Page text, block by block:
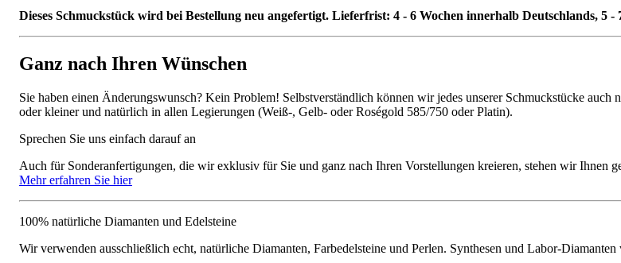
Dieses Schmuckstück wird bei Bestellung neu angefertigt. Lieferfrist: 4 - 6 Wochen innerhalb Deutschlands, 5 -
Ganz nach Ihren Wünschen
Sie haben einen Änderungswunsch? Kein Problem! Selbstverständlich können wir jedes unserer Schmuckstücke
oder kleiner und natürlich in allen Legierungen (Weiß-, Gelb- oder Roségold 585/750 oder Platin).
Sprechen Sie uns einfach darauf an
Auch für Sonderanfertigungen, die wir exklusiv für Sie und ganz nach Ihren Vorstellungen kreieren, stehen wir Ihnen
Mehr erfahren Sie hier
100% natürliche Diamanten und Edelsteine
Wir verwenden ausschließlich echt, natürliche Diamanten, Farbedelsteine und Perlen. Synthesen und Labor-